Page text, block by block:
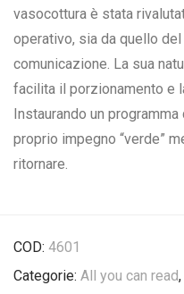
vasocottura è stata
operativo, sia da quello
comunicazione. La sua
facilita il porzionamento e
Instaurando un
proprio impegno “verde”
ritornare.
COD: 4601
Categorie: All you can read,